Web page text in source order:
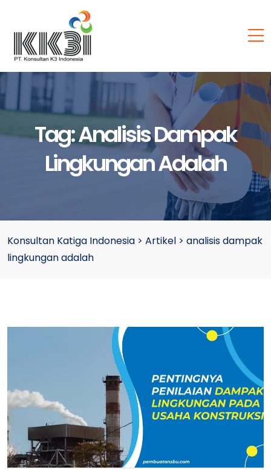
Tag:Analisis Dampak
Lingkungan Adalah
Konsultan Katiga Indonesia > Artikel > analisis dampak
lingkungan adalah